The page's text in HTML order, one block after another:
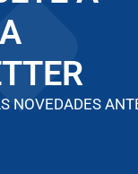
NOVEDADES